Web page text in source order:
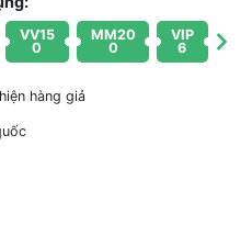
VV15
0
MM20
0
VIP
6
hàng giả